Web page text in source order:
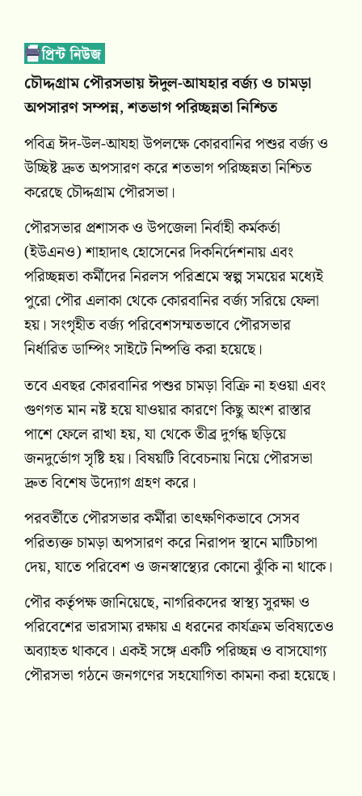
চৌদ্দগ্রাম পৌরসভায় ঈদুল-আযহার বর্জ্য ও চামড়া
অপসারণ সম্পন্ন, শতভাগ পরিচ্ছন্নতা নিশ্চিত
পবিত্র ঈদ-উল-আযহা উপলক্ষে কোরবানির পশুর বর্জ্য ও
উচ্ছিষ্ট দ্রুত অপসারণ করে শতভাগ পরিচ্ছন্নতা নিশ্চিত
করেছে চৌদ্দগ্রাম পৌরসভা।
পৌরসভার প্রশাসক ও উপজেলা নির্বাহী কর্মকর্তা
(ইউএনও) শাহাদাৎ হোসেনের দিকনির্দেশনায় এবং
পরিচ্ছন্নতা কর্মীদের নিরলস পরিশ্রমে স্বল্প সময়ের মধ্যেই
পুরো পৌর এলাকা থেকে কোরবানির বর্জ্য সরিয়ে ফেলা
হয়। সংগৃহীত বর্জ্য পরিবেশসম্মতভাবে পৌরসভার
নির্ধারিত ডাম্পিং সাইটে নিষ্পত্তি করা হয়েছে।
তবে এবছর কোরবানির পশুর চামড়া বিক্রি না হওয়া এবং
গুণগত মান নষ্ট হয়ে যাওয়ার কারণে কিছু অংশ রাস্তার
পাশে ফেলে রাখা হয়, যা থেকে তীব্র দুর্গন্ধ ছড়িয়ে
জনদুর্ভোগ সৃষ্টি হয়। বিষয়টি বিবেচনায় নিয়ে পৌরসভা
দ্রুত বিশেষ উদ্যোগ গ্রহণ করে।
পরবর্তীতে পৌরসভার কর্মীরা তাৎক্ষণিকভাবে সেসব
পরিত্যক্ত চামড়া অপসারণ করে নিরাপদ স্থানে মাটিচাপা
দেয়, যাতে পরিবেশ ও জনস্বাস্থ্যের কোনো ঝুঁকি না থাকে।
পৌর কর্তৃপক্ষ জানিয়েছে, নাগরিকদের স্বাস্থ্য সুরক্ষা ও
পরিবেশের ভারসাম্য রক্ষায় এ ধরনের কার্যক্রম ভবিষ্যতেও
অব্যাহত থাকবে। একই সঙ্গে একটি পরিচ্ছন্ন ও বাসযোগ্য
পৌরসভা গঠনে জনগণের সহযোগিতা কামনা করা হয়েছে।